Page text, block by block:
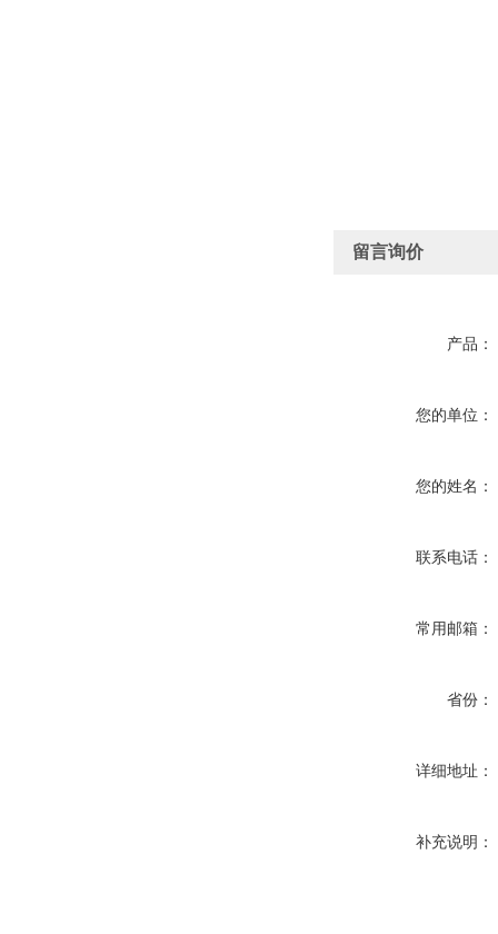
留言询价
产品：
您的单位：
您的姓名：
联系电话：
常用邮箱：
省份：
详细地址：
补充说明：